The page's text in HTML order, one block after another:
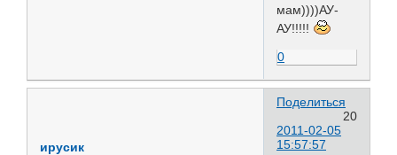
мам))))АУ-
АУ!!!!!
0
Поделиться
20
2011-02-05
15:57:57
ирусик